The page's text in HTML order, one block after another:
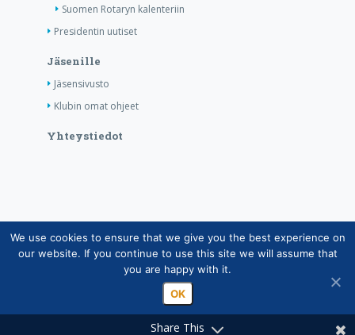
Suomen Rotaryn kalenteriin
Presidentin uutiset
Jäsenille
Jäsensivusto
Klubin omat ohjeet
Yhteystiedot
Copyright © Suomen Rotarypalvelu ry 2026 |
Jäsentietojärjestelmän tietosuojaseloste|Henkilötietojen
käsittely Rotarytoiminnassa
Share This
We use cookies to ensure that we give you the best experience on
our website. If you continue to use this site we will assume that
you are happy with it.
OK